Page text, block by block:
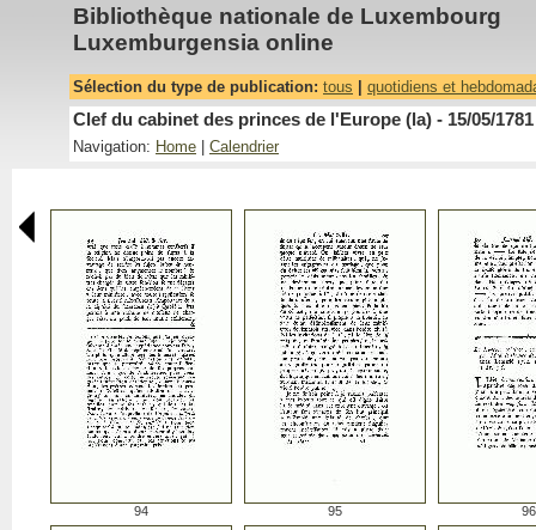
Bibliothèque nationale de Luxembourg
Luxemburgensia online
Sélection du type de publication: tous quotidiens et
Clef du cabinet des princes de l'Europe (la) - 15/05/1781
Navigation: Home Calendrier
94 95 96